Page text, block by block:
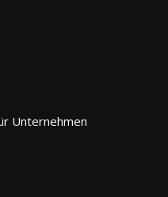
Unternehmen